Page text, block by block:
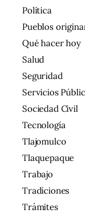
Política
Pueblos
Qué hacer hoy
Salud
Seguridad
Servicios
Sociedad Civil
Tecnología
Tlajomulco
Tlaquepaque
Trabajo
Tradiciones
Trámites